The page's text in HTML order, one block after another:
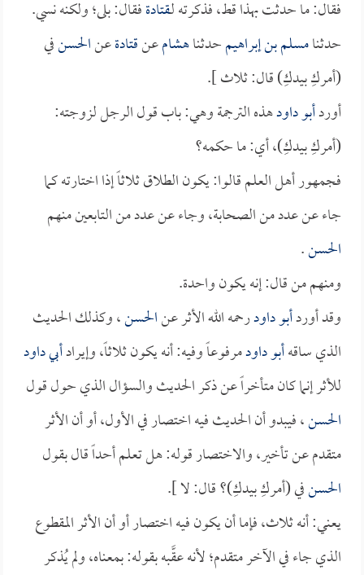
فقال: ما حدثت بهذا قط، فذكرته لـقتادةفقال: بلى؛ ولكنه نسي.
حدثنامسلم بن إبراهيمحدثناهشامعنقتادةعنالحسنفي
(أمركِ بيدكِ) قال: ثلاث ].
أوردأبو داودهذه الترجمة وهي: باب قول الرجل لزوجته:
(أمركِ بيدكِ)، أي: ما حكمه؟
فجمهور أهل العلم قالوا: يكون الطلاق ثلاثاً إذا اختارته كما
جاء عن عدد من الصحابة، وجاء عن عدد من التابعين منهم
الحسن.
ومنهم من قال: إنه يكون واحدة.
وقد أوردأبو داودرحمه الله الأثر عنالحسن، وكذلك الحديث
الذي ساقهأبو داودمرفوعاً وفيه: أنه يكون ثلاثاً، وإيرادأبي داود
للأثر إنما كان متأخراً عن ذكر الحديث والسؤال الذي حول قول
الحسن، فيبدو أن الحديث فيه اختصار في الأول، أو أن الأثر
متقدم عن تأخير، والاختصار قوله: هل تعلم أحداً قال بقول
الحسنفي (أمركِ بيدكِ)؟ قال: لا ].
يعني: أنه ثلاث، فإما أن يكون فيه اختصار أو أن الأثر المقطوع
الذي جاء في الآخر متقدم؛ لأنه عقَّبه بقوله: بمعناه، ولم يُذكر